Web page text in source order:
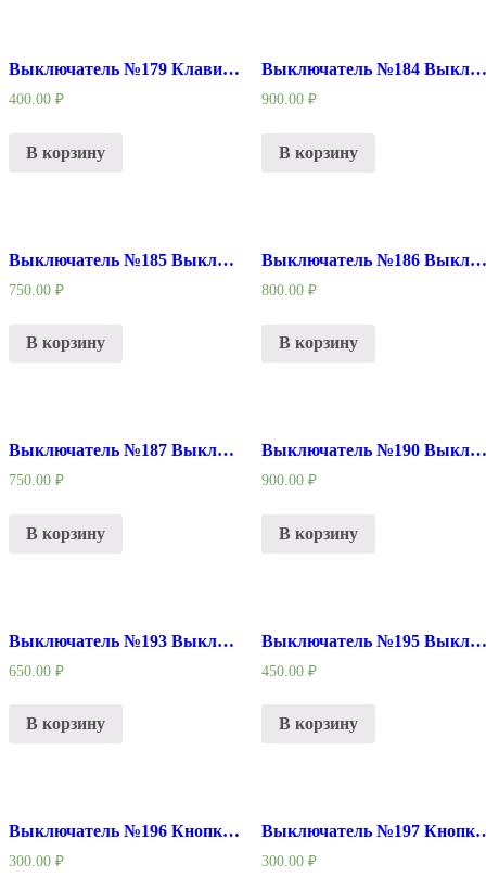
Выключатель №179 Клавиша Гусь короткий с тонким фиксатором
400.00 ₽
В корзину
Выключатель №184 Выключатель перфоратор 24-50
900.00 ₽
В корзину
Выключатель №185 Выключатель шуруповерт с радиатором
750.00 ₽
В корзину
Выключатель №186 Выключатель шуруповерт с радиатором
800.00 ₽
В корзину
Выключатель №187 Выключатель шуруповерт с радиатором
750.00 ₽
В корзину
Выключатель №190 Выключатель подходит для шуруповерта Интерскол 12В, 14В, 18В
900.00 ₽
В корзину
Выключатель №193 Выключатель УШМ Китай
650.00 ₽
В корзину
Выключатель №195 Выключатель Перфоратор лобзик
450.00 ₽
В корзину
Выключатель №196 Кнопка подходит для Фиолент ПД-3-100 с предвыключением (боковая, опотом осн)
300.00 ₽
Выключатель №197 Кнопка подходит для
300.00 ₽